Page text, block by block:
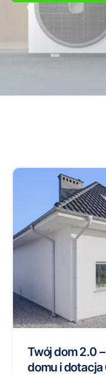
Twój dom 2.0
domu i